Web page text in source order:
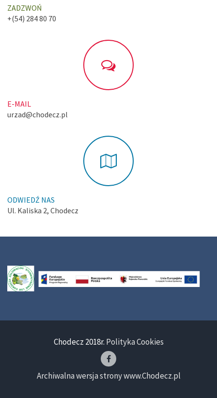
ZADZWOŃ
+(54) 284 80 70
E-MAIL
urzad@chodecz.pl
ODWIEDŹ NAS
Ul. Kaliska 2, Chodecz
Chodecz 2018r. Polityka Cookies
Archiwalna wersja strony www.Chodecz.pl